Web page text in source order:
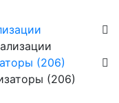
(206)
(206)